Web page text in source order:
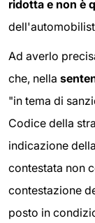
ridotta e non è
Ad averlo
che, nella
"in tema di
Codice della
indicazione
contestata non
contestazione
posto in